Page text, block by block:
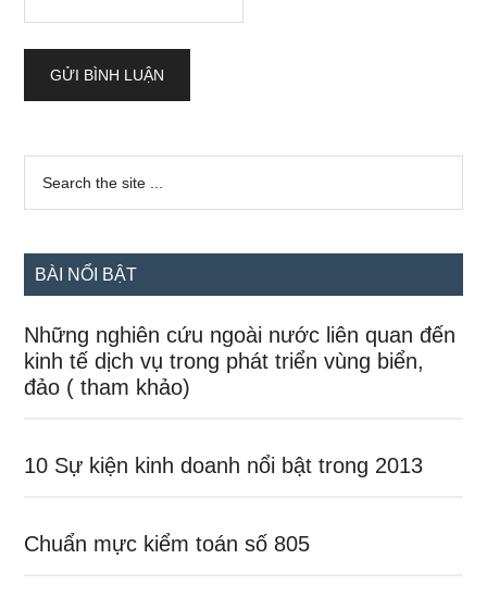
Sidebar
chính
...
BÀI NỔI BẬT
Những nghiên cứu ngoài nước liên quan đến
kinh tế dịch vụ trong phát triển vùng biển,
đảo ( tham khảo)
10 Sự kiện kinh doanh nổi bật trong 2013
Chuẩn mực kiểm toán số 805